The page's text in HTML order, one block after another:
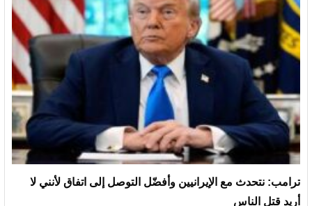
ترامب: نتحدث مع الإيرانيين وأفضّل التوصل إلى اتفاق لأنني لا
أريد قتل الناس